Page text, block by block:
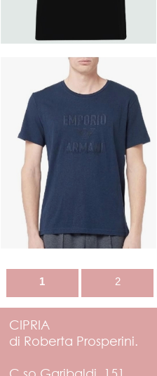
1 2
CIPRIA
di Roberta Prosperini.